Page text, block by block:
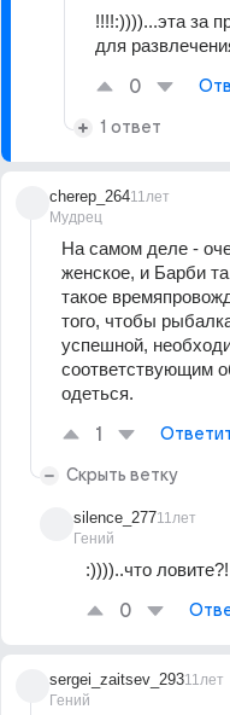
!!!!:))))...эта за
для
0
1 ответ
cherep_264
Мудрец
11лет
На самом деле -
женское, и Барби
такое
того, чтобы
успешной,
соответствующим
одеться.
1
Скрыть ветку
silence_277
Гений
11лет
:))))..что
0
sergei_zaitsev_293
Гений
11лет